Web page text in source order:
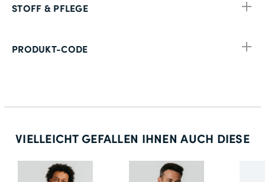
STOFF & PFLEGE
PRODUKT-CODE
VIELLEICHT GEFALLEN IHNEN AUCH DIESE